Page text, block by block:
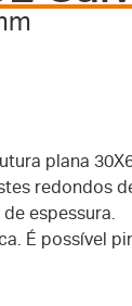
plana
redondos
espessura.
É possível